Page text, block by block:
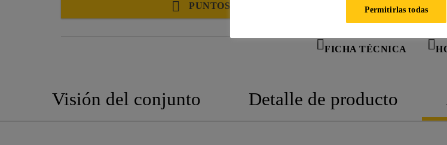
PUNTOS DE VENTA
FICHA TÉCNICA
Visión del conjunto Detalle de producto
Permitirlas todas